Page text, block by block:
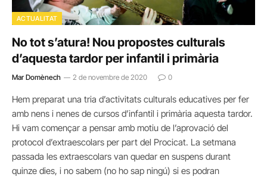
ACTUALITAT
No tot s’atura! Nou propostes culturals
d’aquesta tardor per infantil i primària
Mar Domènech 2 de novembre de 2020 0
Hem preparat una tria d’activitats culturals educatives per fer
amb nens i nenes de cursos d’infantil i primària aquesta tardor.
Hi vam començar a pensar amb motiu de l’aprovació del
protocol d’extraescolars per part del Procicat. La setmana
passada les extraescolars van quedar en suspens durant
quinze dies, i no sabem (no ho sap ningú) si es podran